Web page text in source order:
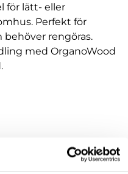
för lätt- eller
Perfekt för
behöver rengöras.
med OrganoWood